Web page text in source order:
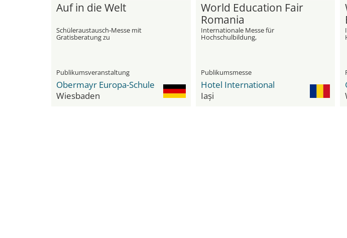
Auf in die Welt
Schüleraustausch‑Messe mit
Gratisberatung zu
Auslandsaufenthalten
Publikumsveranstaltung
Obermayr Europa-Schule
Wiesbaden
World Education Fair
Romania
Internationale Messe für
Hochschulbildung,
Sekundarschulbildung und Sprachkurse
Publikumsmesse
Hotel International
Iași